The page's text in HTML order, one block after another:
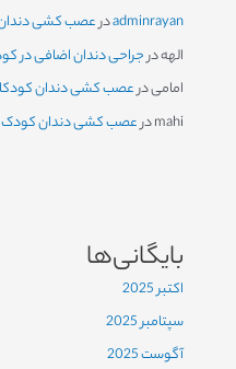
adminrayanدرعصب کشی دندان
الههدرجراحی دندان اضافی در
امامیدرعصب کشی دندان
mahiدرعصب کشی دندان کودک ۴
بایگانی‌ها
اکتبر 2025
سپتامبر 2025
آگوست 2025